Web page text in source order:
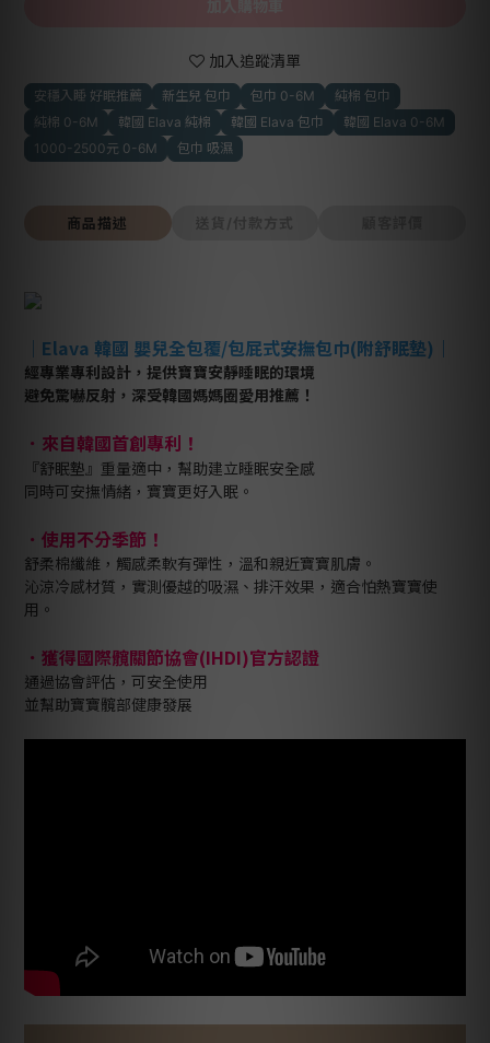
加入追蹤清單
安穩入睡 好眠推薦 新生兒 包巾 包巾 0-6M
純棉 包巾
純棉 0-6M
韓國 Elava 純棉 韓國 Elava 包巾
韓國 Elava 0-6M
1000-2500元 0-6M
包巾 吸濕
商品描述
｜Elava 韓國 嬰兒全包覆/包屁式安撫包巾(附舒眠墊)｜
經專業專利設計，提供寶寶安靜睡眠的環境
避免驚嚇反射，深受韓國媽媽圈愛用推薦！
． 來自韓國首創專利！
『舒眠墊』重量適中，幫助建立睡眠安全感
同時可安撫情緒，寶寶更好入眠。
．使用不分季節！
舒柔棉纖維，觸感柔軟有彈性，溫和親近寶寶肌膚。
沁涼冷感材質，實測優越的吸濕、排汗效果，適合怕熱寶寶使
用。
．獲得國際髖關節協會(IHDI)官方認證
通過協會評估，可安全使用
並幫助寶寶髖部健康發展